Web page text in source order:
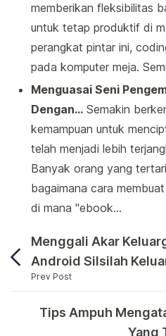
memberikan fleksibilitas
untuk tetap produktif di
perangkat pintar ini,
pada komputer meja.
Menguasai Seni
Dengan… Semakin
kemampuan untuk
telah menjadi lebih
Banyak orang yang
bagaimana cara
di mana "ebook…
Menggali Akar
Android Silsilah
Prev Post
Apakah Anda
Tips Ampuh
Yang